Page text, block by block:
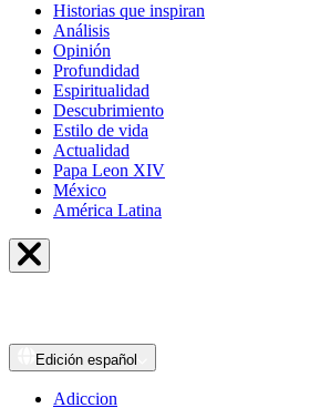
Historias que inspiran
Análisis
Opinión
Profundidad
Espiritualidad
Descubrimiento
Estilo de vida
Actualidad
Papa Leon XIV
México
América Latina
Edición español
Adiccion